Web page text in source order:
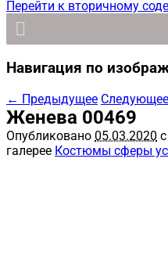
Перейти к вторичному
Навигация по
← Предыдущее
Женева 00469
Опубликовано 05.03.2020
галерее Костюмы сферы